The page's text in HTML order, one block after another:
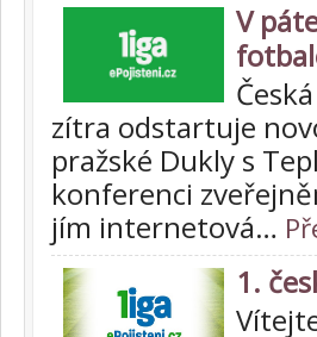
V
zítra odstartuje
pražské Dukly s
konferenci
jím internetová…
1.